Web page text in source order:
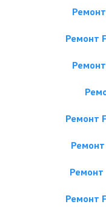
Ремонт
Ремонт
Ремонт
Ремонт
Ремонт